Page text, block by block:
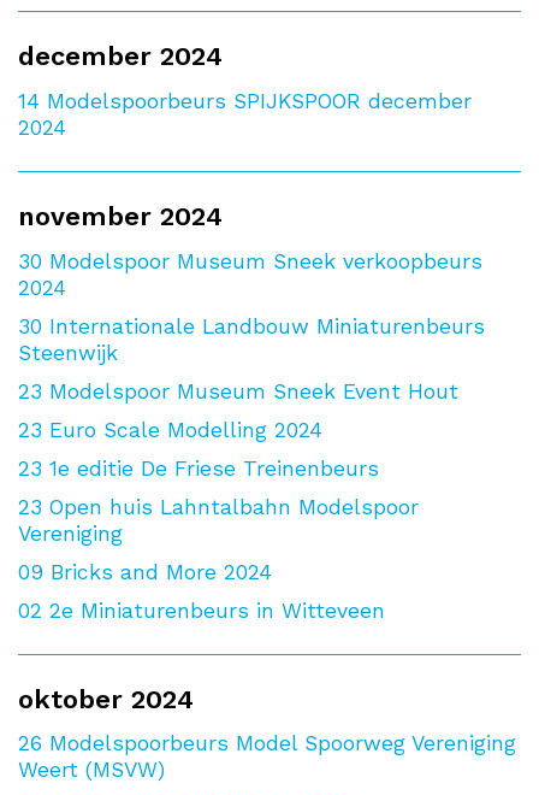
december 2024
14 Modelspoorbeurs SPIJKSPOOR december
2024
november 2024
30 Modelspoor Museum Sneek verkoopbeurs
2024
30 Internationale Landbouw Miniaturenbeurs
Steenwijk
23 Modelspoor Museum Sneek Event Hout
23 Euro Scale Modelling 2024
23 1e editie De Friese Treinenbeurs
23 Open huis Lahntalbahn Modelspoor
Vereniging
09 Bricks and More 2024
02 2e Miniaturenbeurs in Witteveen
oktober 2024
26 Modelspoorbeurs Model Spoorweg Vereniging
Weert (MSVW)